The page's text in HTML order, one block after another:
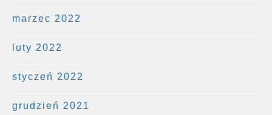
marzec 2022
luty 2022
styczeń 2022
grudzień 2021